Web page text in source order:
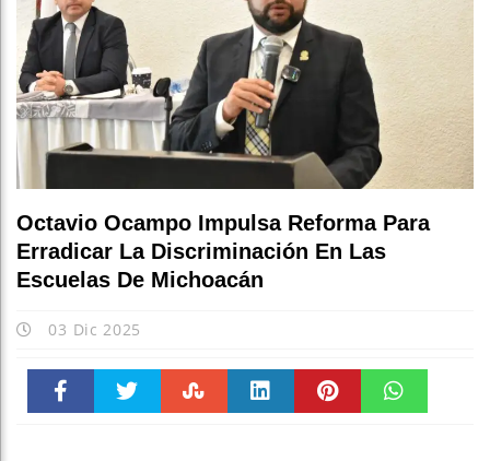
Octavio Ocampo Impulsa Reforma Para
Erradicar La Discriminación En Las
Escuelas De Michoacán
03 Dic 2025